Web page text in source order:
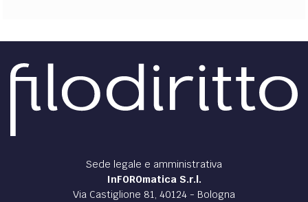
Sede legale e amministrativa
InFOROmatica S.r.l.
Via Castiglione 81, 40124 - Bologna